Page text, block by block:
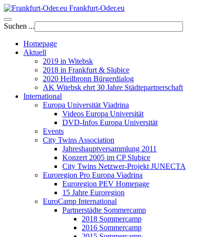
Frankfurt-Oder.eu
Suchen ...
Homepage
Aktuell
2019 in Witebsk
2018 in Frankfurt & Slubice
2020 Heilbronn Bürgerdialog
AK Witebsk ehrt 30 Jahre Städtepartnerschaft
International
Europa Universität Viadrina
Videos Europa Universität
DVD-Infos Europa Universität
Events
City Twins Association
Jahreshauptversammlung 2011
Konzert 2005 im CP Slubice
City Twins Netzwer-Projekt JUNECTA
Euroregion Pro Europa Viadrina
Euroregion PEV Homepage
15 Jahre Euroregion
EuroCamp International
Partnerstädte Sommercamp
2018 Sommercamp
2016 Sommercamp